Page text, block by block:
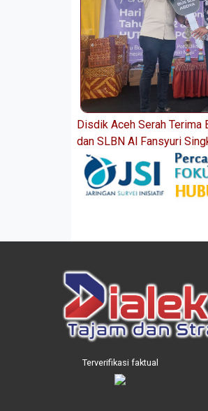
Disdik Aceh Serah Terima
dan SLBN Al Fansyuri
Terverifikasi faktual